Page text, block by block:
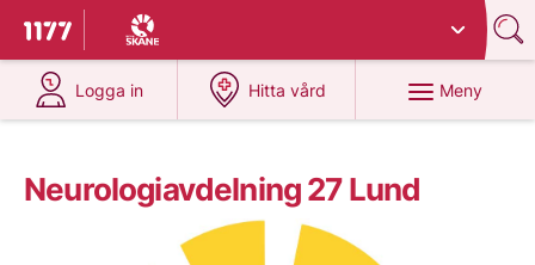
Till startsidan för 1177
Du har valt region
Logga in
på 1177.se
Hitta vård
på 1177.se
Meny
Neurologiavdelning 27 Lund